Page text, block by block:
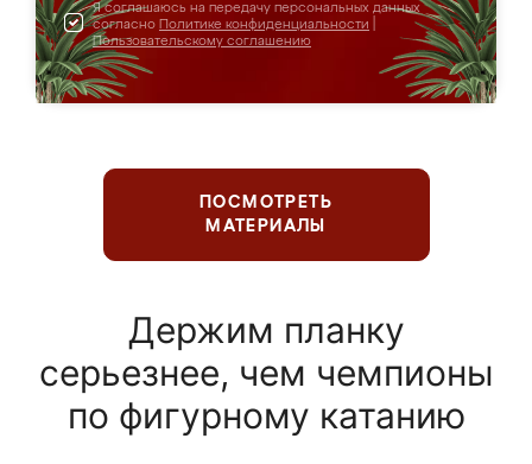
Я соглашаюсь на передачу персональных данных
согласно Политике конфиденциальности
Пользовательскому соглашению
ПОСМОТРЕТЬ
МАТЕРИАЛЫ
Держим планку
серьезнее, чем чемпионы
по фигурному катанию